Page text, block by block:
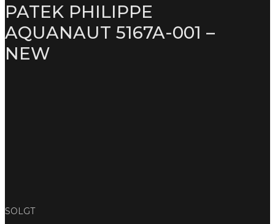
PATEK PHILIPPE
AQUANAUT 5167A-001 –
NEW
SOLGT